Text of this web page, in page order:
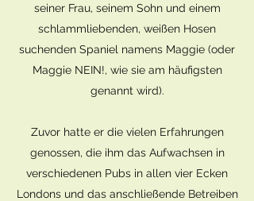
seiner Frau, seinem Sohn und einem
schlammliebenden, weißen Hosen
suchenden Spaniel namens Maggie (oder
Maggie NEIN!, wie sie am häufigsten
genannt wird).
Zuvor hatte er die vielen Erfahrungen
genossen, die ihm das Aufwachsen in
verschiedenen Pubs in allen vier Ecken
Londons und das anschließende Betreiben